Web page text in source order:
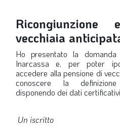
vecchiaia
Ho presentato la
Inarcassa e, per poter
accedere alla pensione di
conoscere la
disponendo dei dati
Un iscritto